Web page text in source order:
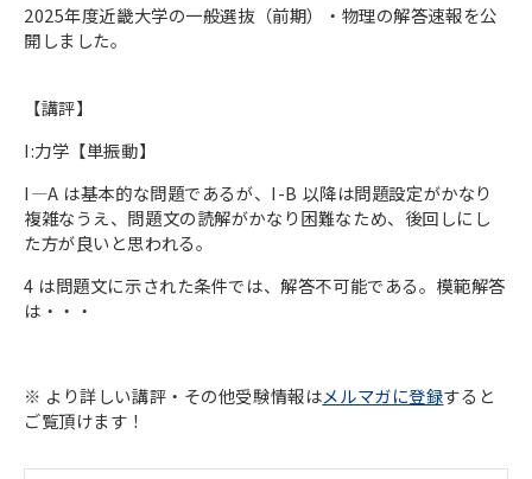
2025年度近畿大学の一般選抜（前期）・物理の解答速報を公
開しました。
【講評】
I:力学【単振動】
I―A は基本的な問題であるが、I-B 以降は問題設定がかなり
複雑なうえ、問題文の読解がかなり困難なため、後回しにし
た方が良いと思われる。
4 は問題文に示された条件では、解答不可能である。模範解答
は・・・
※ より詳しい講評・その他受験情報はメルマガに登録すると
ご覧頂けます！